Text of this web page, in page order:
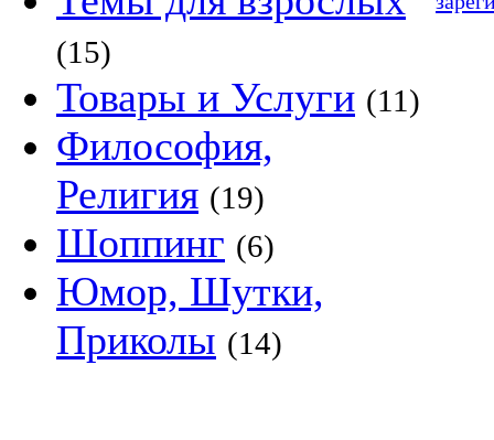
(15)
Товары и Услуги (11)
Философия,
Религия (19)
Шоппинг (6)
Юмор, Шутки,
Приколы (14)